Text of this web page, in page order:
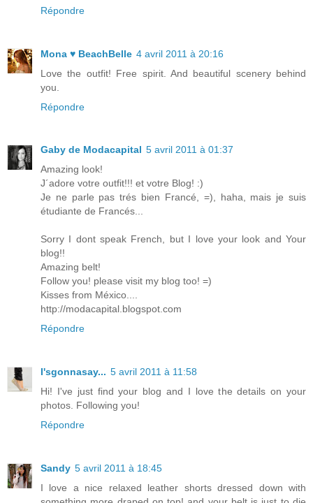
Répondre
Mona ♥ BeachBelle 4 avril 2011 à 20:16
Love the outfit! Free spirit. And beautiful scenery behind
you.
Répondre
Gaby de Modacapital 5 avril 2011 à 01:37
Amazing look!
J´adore votre outfit!!! et votre Blog! :)
Je ne parle pas trés bien Francé, =), haha, mais je suis
étudiante de Francés...
Sorry I dont speak French, but I love your look and Your
blog!!
Amazing belt!
Follow you! please visit my blog too! =)
Kisses from México....
http://modacapital.blogspot.com
Répondre
I'sgonnasay... 5 avril 2011 à 11:58
Hi! I've just find your blog and I love the details on your
photos. Following you!
Répondre
Sandy 5 avril 2011 à 18:45
I love a nice relaxed leather shorts dressed down with